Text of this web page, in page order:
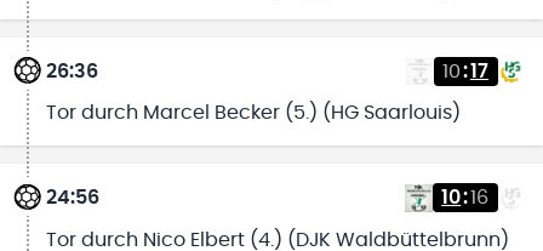
26:36 10:17
Tor durch Marcel Becker (5.) (HG Saarlouis)
24:56 10:16
Tor durch Nico Elbert (4.) (DJK Waldbüttelbrunn)